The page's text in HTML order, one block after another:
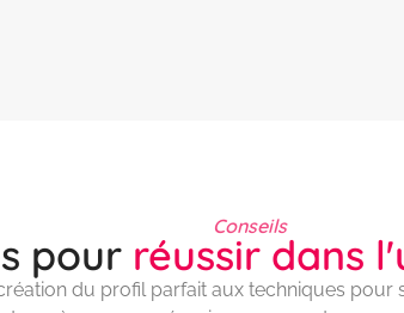
Conseils
pour réussir dans
du profil parfait aux techniques pour